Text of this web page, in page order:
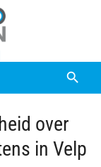
over
in Velp